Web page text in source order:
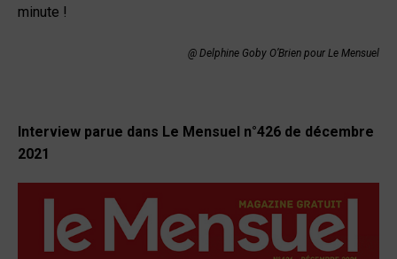
minute !
@ Delphine Goby O’Brien pour Le Mensuel
Interview parue dans Le Mensuel n°426 de décembre
2021